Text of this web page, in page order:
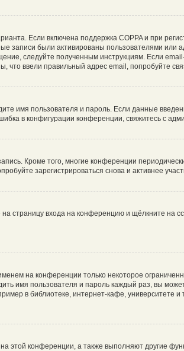
Если включена поддержка COPPA и при
записи были активированы пользователями или
следуйте полученным инструкциям. Если
ввели правильный адрес email, попробуйте
имя пользователя и пароль. Если данные
в конфигурации конференции, свяжитесь с
Кроме того, многие конференции
зарегистрироваться снова и активнее
страницу входа на конференцию и щёлкните на
на конференции только некоторое
имя пользователя и пароль каждый раз, вы
в библиотеке, интернет-кафе, университете и
этой конференции, а также выполняют другие